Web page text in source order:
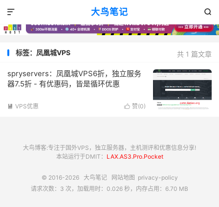
大鸟笔记 

共 1 篇文章
标签：凤凰城VPS
spryservers：凤凰城VPS6折，独立服务
器7.5折 - 有优惠码，皆是循环优惠
 赞(0)
 VPS优惠
大鸟博客:专注于国外VPS，独立服务器，主机测评和优惠信息分享!
本站运行于DMIT： LAX.AS3.Pro.Pocket
© 2016-2026 大鸟笔记 网站地图 privacy-policy
请求次数：3 次，加载用时：0.026 秒，内存占用：6.70 MB